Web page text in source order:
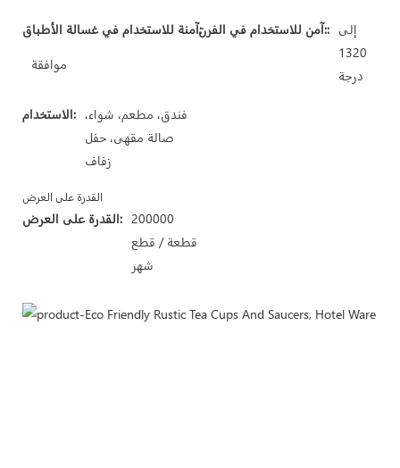
آمنة للاستخدام في غسالة الأطباق:
موافقة
آمن للاستخدام في الفرن:: إلى
1320
درجة
الاستخدام: فندق، مطعم، شواء،
صالة مقهى، حفل
زفاف
القدرة على العرض
القدرة على العرض: 200000
قطعة / قطع
شهر